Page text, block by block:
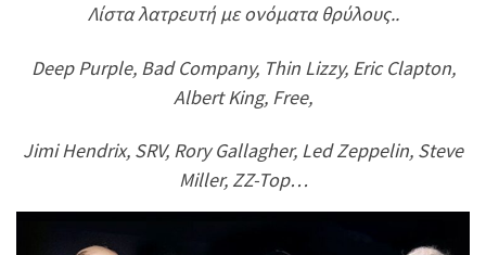
Λίστα λατρευτή με ονόματα θρύλους..
Deep Purple, Bad Company, Thin Lizzy, Eric Clapton,
Albert King, Free,
Jimi Hendrix, SRV, Rory Gallagher, Led Zeppelin, Steve
Miller, ZZ-Top…